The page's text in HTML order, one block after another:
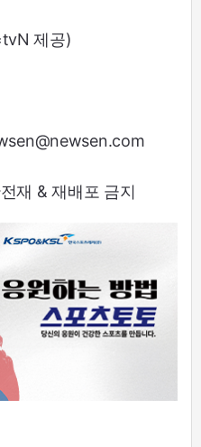
제공)
재 & 재배포 금지